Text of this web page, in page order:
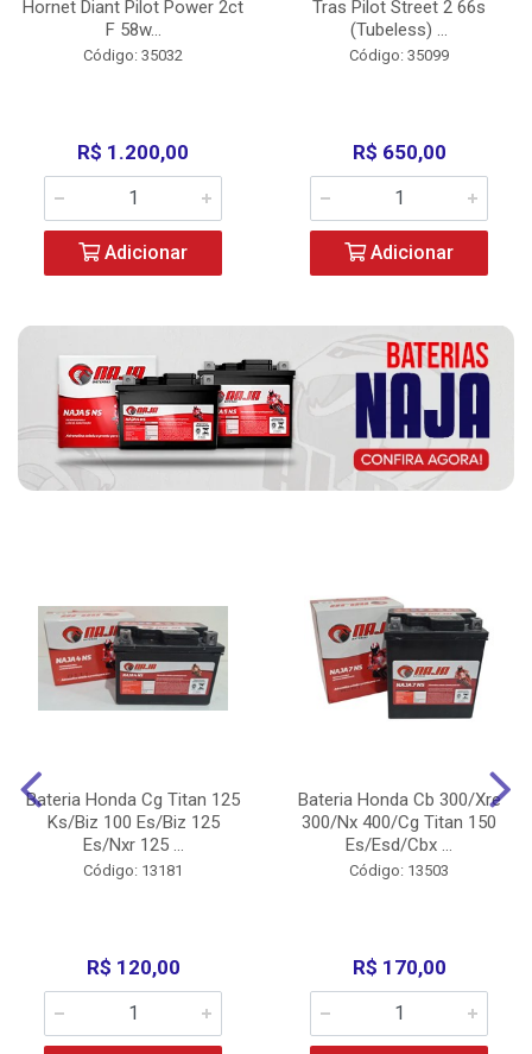
Hornet Diant Pilot Power 2ct
F 58w...
Código: 35032
R$ 1.200,00
Adicionar
Tras Pilot Street 2 66s
(Tubeless) ...
Código: 35099
R$ 650,00
Adicionar
Bateria Honda Cg Titan 125
Ks/Biz 100 Es/Biz 125
Es/Nxr 125 ...
Código: 13181
R$ 120,00
Bateria Honda Cb 300/Xre
300/Nx 400/Cg Titan 150
Es/Esd/Cbx ...
Código: 13503
R$ 170,00